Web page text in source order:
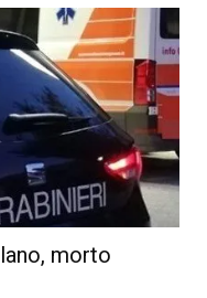
morto